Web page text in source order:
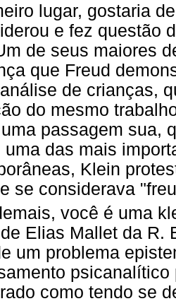
lugar, gostaria
e fez questão
de seus maiores
que Freud
de crianças,
do mesmo
passagem sua,
uma das mais
Klein
se considerava
você é uma
Elias Mallet da R.
um problema
como tendo se